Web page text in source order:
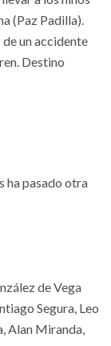
(Paz Padilla).
de un accidente
Destino
ha pasado otra
de Vega
Segura, Leo
Alan Miranda,